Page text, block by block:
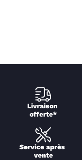
Livraison
offerte*
Service après
vente